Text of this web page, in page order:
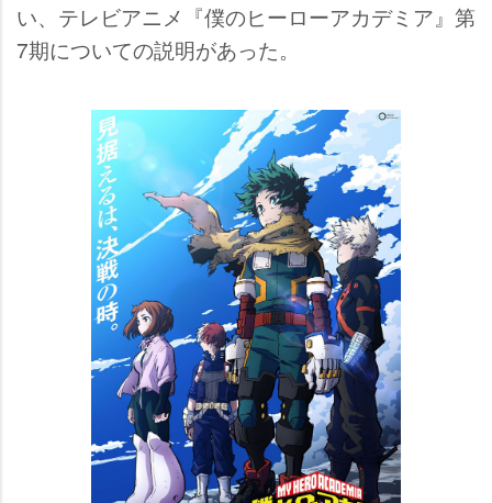
い、テレビアニメ『僕のヒーローアカデミア』第
7期についての説明があった。